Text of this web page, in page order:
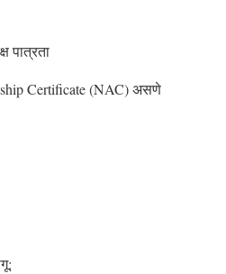
पात्रता
Certificate (NAC) असणे